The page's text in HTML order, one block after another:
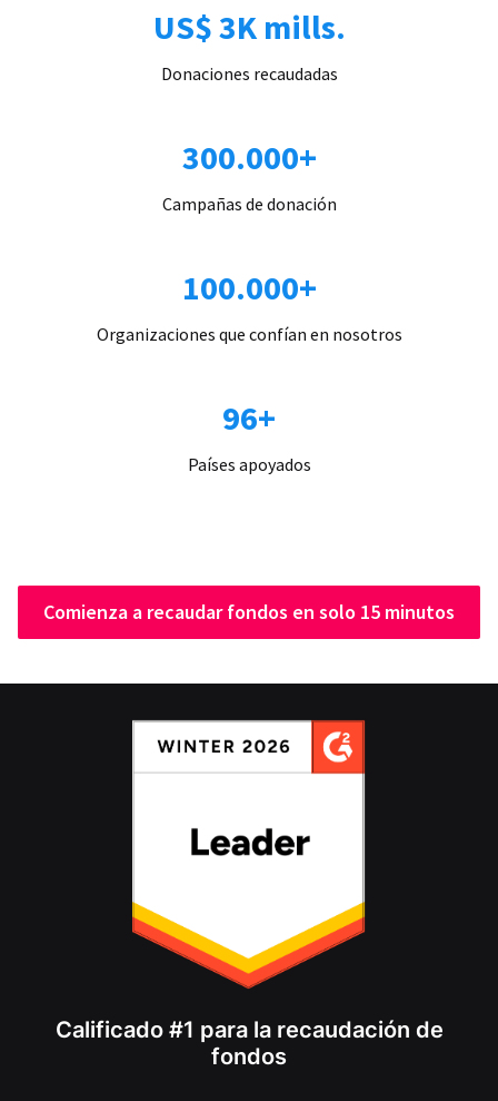
US$ 3K mills.
Donaciones recaudadas
300.000+
Campañas de donación
100.000+
Organizaciones que confían en nosotros
96+
Países apoyados
Comienza a recaudar fondos en solo 15 minutos
Calificado #1 para la recaudación de
fondos